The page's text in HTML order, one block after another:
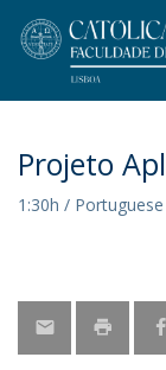
Projeto
1:30h / Portuguese